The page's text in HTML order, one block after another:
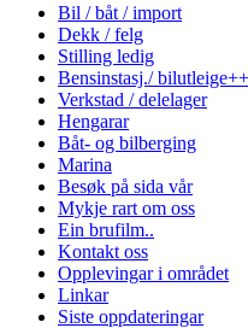
Bil / båt / import
Dekk / felg
Stilling ledig
Bensinstasj./ bilutleige++
Verkstad / delelager
Hengarar
Båt- og bilberging
Marina
Besøk på sida vår
Mykje rart om oss
Ein brufilm..
Kontakt oss
Opplevingar i området
Linkar
Siste oppdateringar